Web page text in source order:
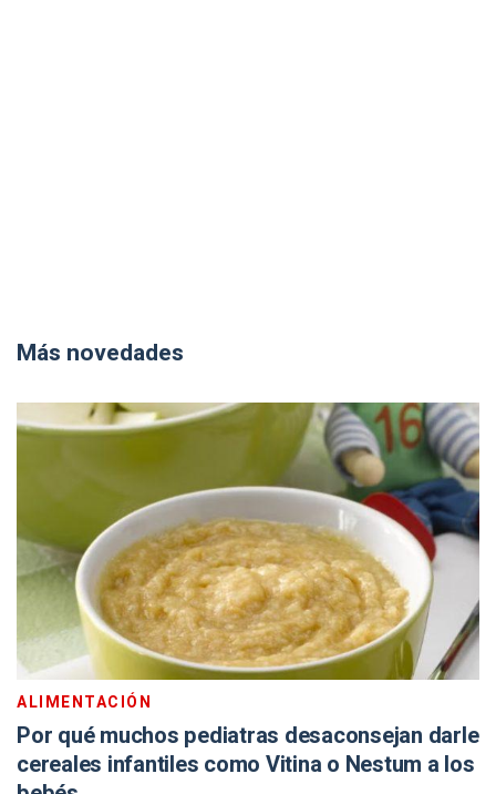
Más novedades
ALIMENTACIÓN
Por qué muchos pediatras desaconsejan darle
cereales infantiles como Vitina o Nestum a los